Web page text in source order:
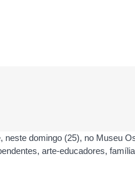
neste domingo (25), no Museu
arte-educadores,